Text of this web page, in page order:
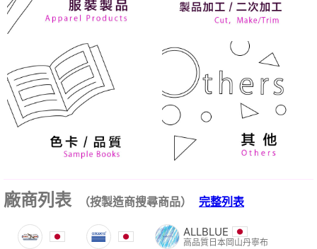
廠商列表 （按製造商搜尋商品） 完整列表
ALLBLUE
高品質日本岡山丹寧布